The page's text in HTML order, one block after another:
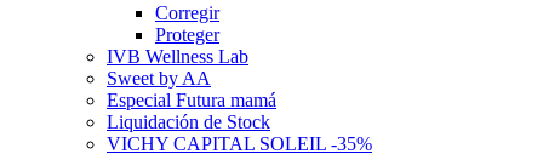
Corregir
Proteger
IVB Wellness Lab
Sweet by AA
Especial Futura mamá
Liquidación de Stock
VICHY CAPITAL SOLEIL -35%